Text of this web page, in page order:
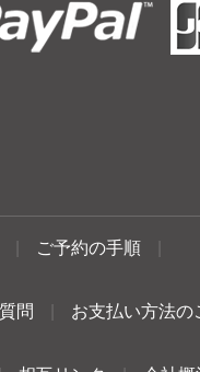
ご予約の手順
問 お支払い方法の